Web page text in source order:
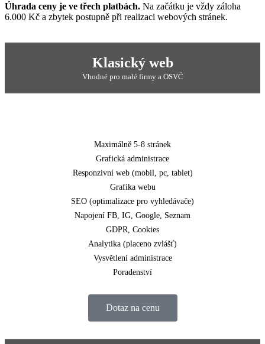
Úhrada ceny je ve třech platbách. Na začátku je vždy záloha
6.000 Kč a zbytek postupně při realizaci webových stránek.
Klasický web
Vhodné pro malé firmy a OSVČ
Maximálně 5-8 stránek
Grafická administrace
Responzivní web (mobil, pc, tablet)
Grafika webu
SEO (optimalizace pro vyhledávače)
Napojení FB, IG, Google, Seznam
GDPR, Cookies
Analytika (placeno zvlášť)
Vysvětlení administrace
Poradenství
Dotaz na cenu